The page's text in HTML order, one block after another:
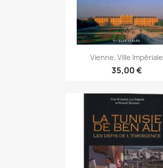
Aperçu rapide
Vienne, Ville Impériale
35,00 €